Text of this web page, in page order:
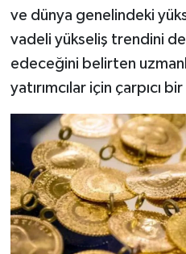
ve dünya genelindeki
vadeli yükseliş trendini
edeceğini belirten
yatırımcılar için çarpıcı